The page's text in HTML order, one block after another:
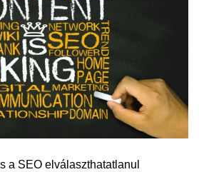
a SEO elválaszthatatlanul